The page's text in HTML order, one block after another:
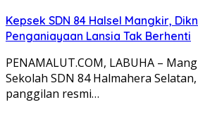
Kepsek SDN 84 Halsel Mangkir,
Penganiayaan Lansia Tak Berhenti
PENAMALUT.COM, LABUHA –
Sekolah SDN 84 Halmahera
panggilan resmi…